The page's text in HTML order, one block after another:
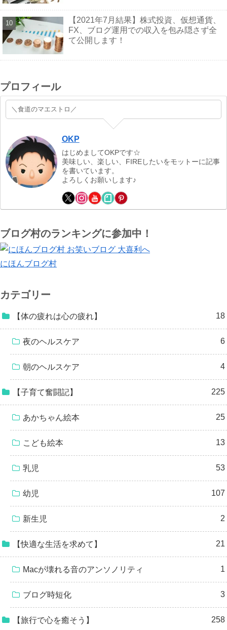
【2021年7月結果】株式投資、仮想通貨、
FX、ブログ運用での収入を包み隠さず全
て公開します！
プロフィール
＼食道のマエストロ／
OKP
はじめましてOKPです☆
美味しい、楽しい、FIREしたいをモットーに記事
を書いています。
よろしくお願いします♪
ブログ村のランキングに参加中！
にほんブログ村
カテゴリー
【体の疲れは心の疲れ】 18
夜のヘルスケア 6
朝のヘルスケア 4
【子育て奮闘記】 225
あかちゃん絵本 25
こども絵本 13
乳児 53
幼児 107
新生児 2
【快適な生活を求めて】 21
Macが壊れる音のアンソノリティ 1
ブログ時短化 3
【旅行で心を癒そう】 258